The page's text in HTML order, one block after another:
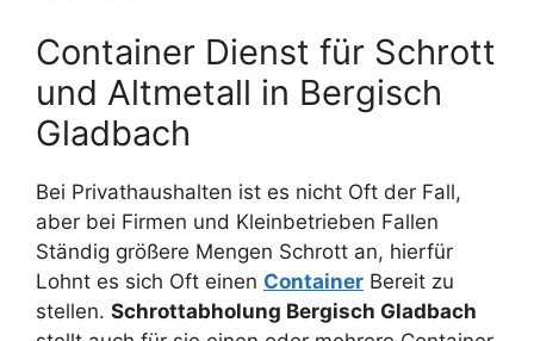
Container Dienst für Schrott
und Altmetall in Bergisch
Gladbach
Bei Privathaushalten ist es nicht Oft der Fall,
aber bei Firmen und Kleinbetrieben Fallen
Ständig größere Mengen Schrott an, hierfür
Lohnt es sich Oft einen Container Bereit zu
stellen. Schrottabholung Bergisch Gladbach